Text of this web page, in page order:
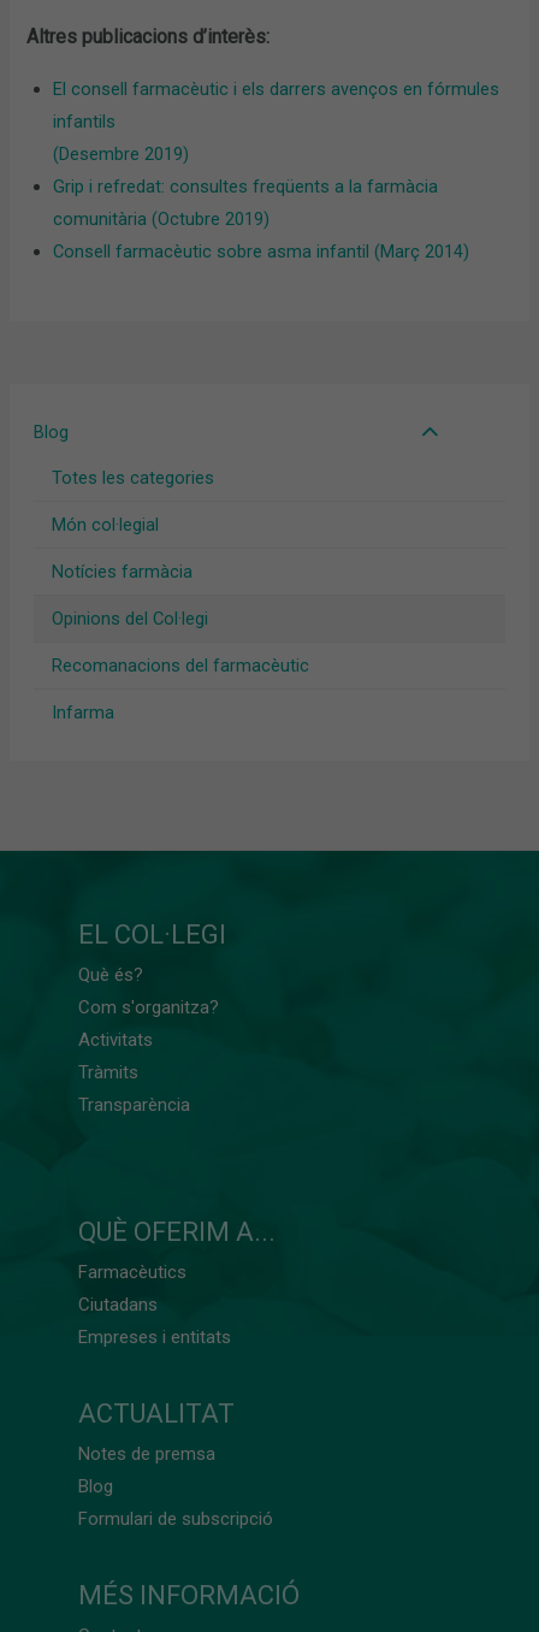
Blog
Totes les categories
Món col·legial
Notícies farmàcia
Opinions del Col·legi
Recomanacions del farmacèutic
Infarma
Altres publicacions d’interès:
El consell farmacèutic i els darrers avenços en fórmules
infantils
(Desembre 2019)
Grip i refredat: consultes freqüents a la farmàcia
comunitària (Octubre 2019)
Consell farmacèutic sobre asma infantil (Març 2014)
EL COL·LEGI
Què és?
Com s'organitza?
Activitats
Tràmits
Transparència
QUÈ OFERIM A...
Farmacèutics
Ciutadans
Empreses i entitats
ACTUALITAT
Notes de premsa
Blog
Formulari de subscripció
MÉS INFORMACIÓ